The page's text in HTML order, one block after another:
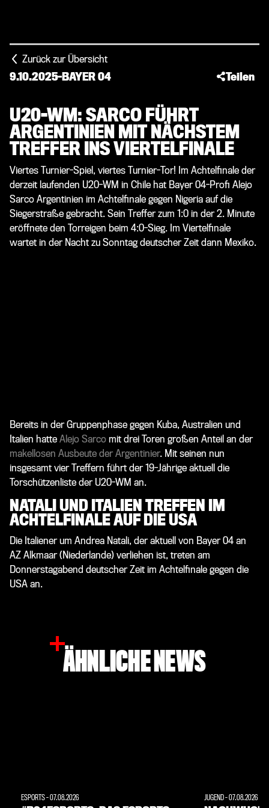
Zurück zur Übersicht
9.10.2025-BAYER 04 Teilen
U20-WM: SARCO FÜHRT
ARGENTINIEN MIT NÄCHSTEM
TREFFER INS VIERTELFINALE
Viertes Turnier-Spiel, viertes Turnier-Tor! Im Achtelfinale der
derzeit laufenden U20-WM in Chile hat Bayer 04-Profi Alejo
Sarco Argentinien im Achtelfinale gegen Nigeria auf die
Siegerstraße gebracht. Sein Treffer zum 1:0 in der 2. Minute
eröffnete den Torreigen beim 4:0-Sieg. Im Viertelfinale
wartet in der Nacht zu Sonntag deutscher Zeit dann Mexiko.
Bereits in der Gruppenphase gegen Kuba, Australien und
Italien hatte Alejo Sarco mit drei Toren großen Anteil an der
makellosen Ausbeute der Argentinier. Mit seinen nun
insgesamt vier Treffern führt der 19-Jährige aktuell die
Torschützenliste der U20-WM an.
NATALI UND ITALIEN TREFFEN IM
ACHTELFINALE AUF DIE USA
Die Italiener um Andrea Natali, der aktuell von Bayer 04 an
AZ Alkmaar (Niederlande) verliehen ist, treten am
Donnerstagabend deutscher Zeit im Achtelfinale gegen die
USA an.
ÄHNLICHE NEWS
ESPORTS-07.08.2026 JUGEND-07.08.2026